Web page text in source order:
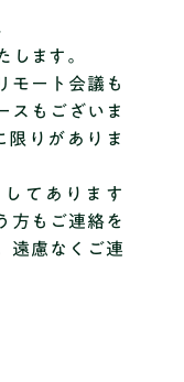
します。
モート会議も
スもございま
限りがありま
てあります
方もご連絡を
遠慮なくご連